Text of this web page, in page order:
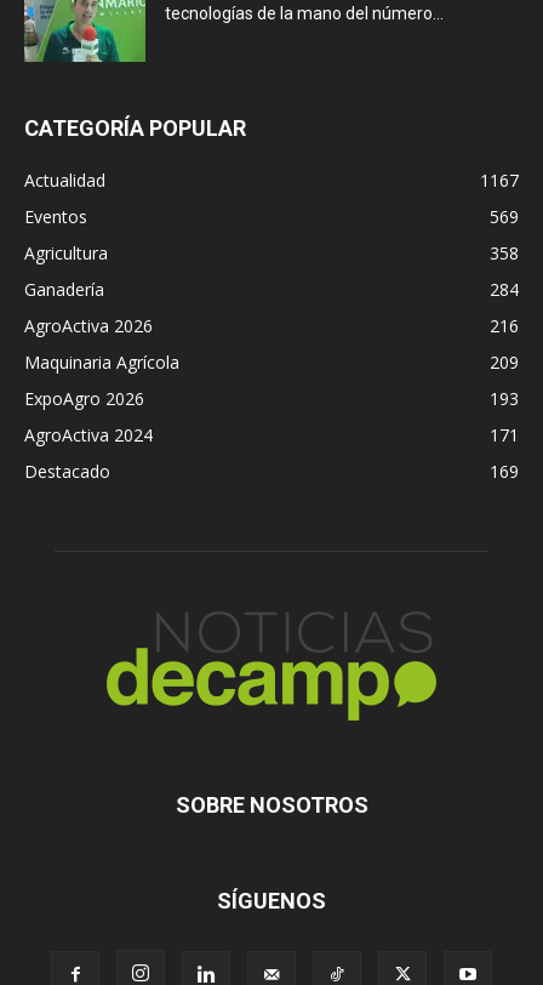
tecnologías de la mano del número...
CATEGORÍA POPULAR
Actualidad
1167
Eventos
569
Agricultura
358
Ganadería
284
AgroActiva 2026
216
Maquinaria Agrícola
209
ExpoAgro 2026
193
AgroActiva 2024
171
Destacado
169
SOBRE NOSOTROS
SÍGUENOS